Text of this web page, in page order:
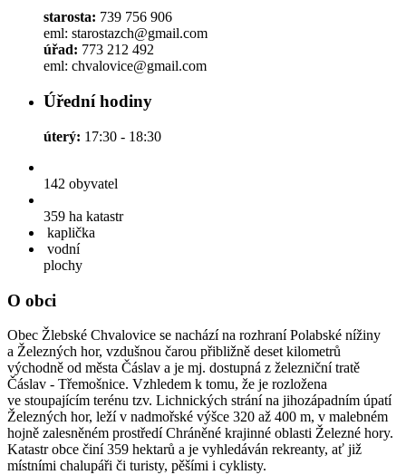
starosta: 739 756 906
eml: starostazch@gmail.com
úřad: 773 212 492
eml: chvalovice@gmail.com
Úřední hodiny
úterý: 17:30 - 18:30
142 obyvatel
359 ha katastr
kaplička
vodní
plochy
O obci
Obec Žlebské Chvalovice se nachází na rozhraní Polabské nížiny
a Železných hor, vzdušnou čarou přibližně deset kilometrů
východně od města Čáslav a je mj. dostupná z železniční tratě
Čáslav - Třemošnice. Vzhledem k tomu, že je rozložena
ve stoupajícím terénu tzv. Lichnických strání na jihozápadním úpatí
Železných hor, leží v nadmořské výšce 320 až 400 m, v malebném
hojně zalesněném prostředí Chráněné krajinné oblasti Železné hory.
Katastr obce činí 359 hektarů a je vyhledáván rekreanty, ať již
místními chalupáři či turisty, pěšími i cyklisty.